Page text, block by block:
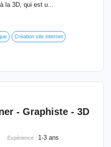
la 3D, qui est u...
Création site internet
- Graphiste - 3D
Expérience : 1-3 ans